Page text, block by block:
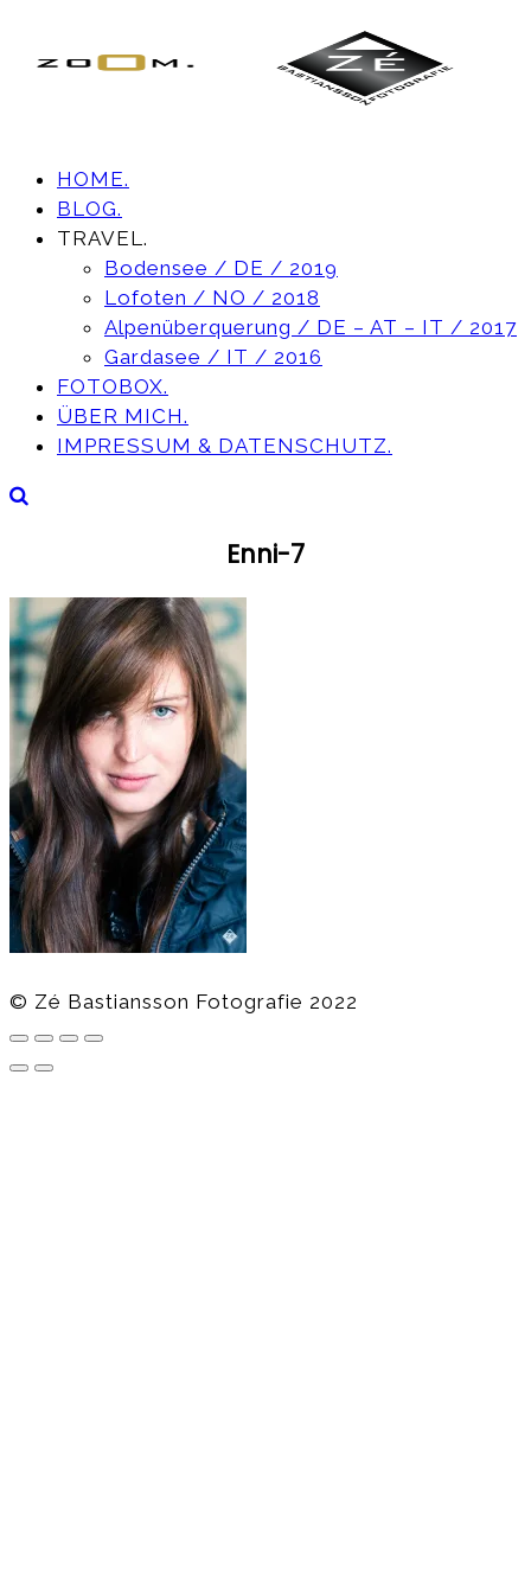
HOME.
BLOG.
TRAVEL.
Bodensee / DE / 2019
Lofoten / NO / 2018
Alpenüberquerung / DE – AT – IT / 2017
Gardasee / IT / 2016
FOTOBOX.
ÜBER MICH.
IMPRESSUM & DATENSCHUTZ.
Enni-7
© Zé Bastiansson Fotografie 2022